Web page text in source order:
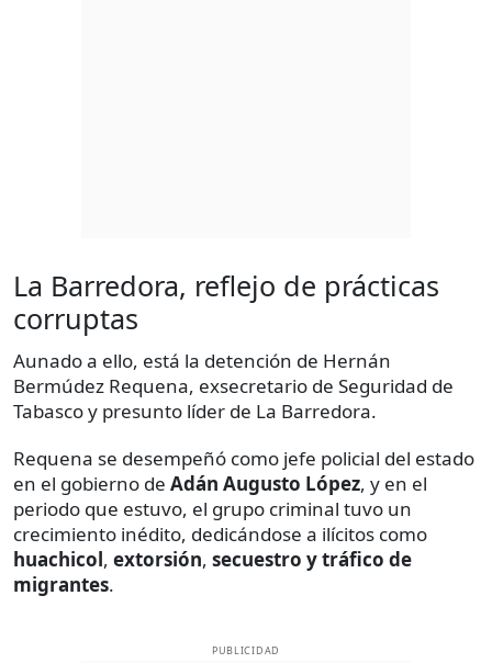
La Barredora, reflejo de prácticas
corruptas
Aunado a ello, está la detención de Hernán
Bermúdez Requena, exsecretario de Seguridad de
Tabasco y presunto líder de La Barredora.
Requena se desempeñó como jefe policial del estado
en el gobierno de Adán Augusto López, y en el
periodo que estuvo, el grupo criminal tuvo un
crecimiento inédito, dedicándose a ilícitos como
huachicol, extorsión, secuestro y tráfico de
migrantes.
PUBLICIDAD